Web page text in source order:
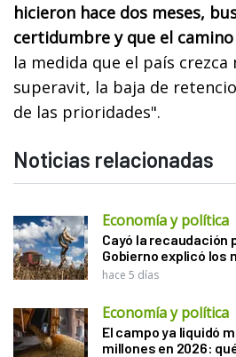
hicieron hace dos meses,
certidumbre y que el
la medida que el país crezca
superavit, la baja de
de las prioridades".
Noticias relacionadas
Economía y política
Cayó la recaudación
Gobierno explicó los
hace 5 días
Economía y política
El campo ya liquidó
millones en 2026: